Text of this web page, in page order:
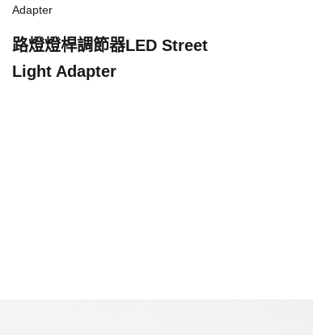
路燈燈桿調節器LED Street
Light Adapter